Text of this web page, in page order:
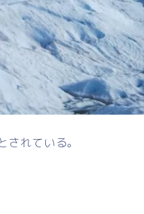
されている。